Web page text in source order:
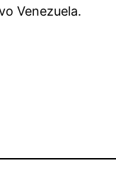
Venezuela.